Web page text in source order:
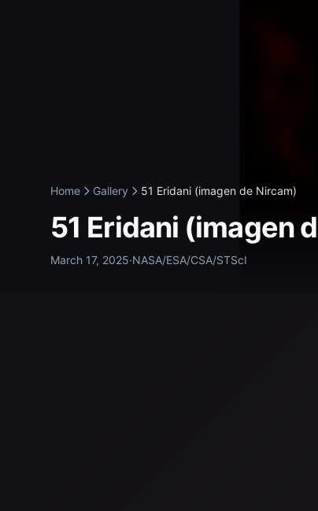
Home Gallery 51 Eridani (imagen de Nircam)
51 Eridani (imagen
March 17, 2025·NASA/ESA/CSA/STScI